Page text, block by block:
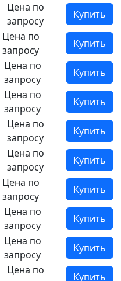
Цена по
запросу
Купить
Цена по
запросу
Купить
Цена по
запросу
Купить
Цена по
запросу
Купить
Цена по
запросу
Купить
Цена по
запросу
Купить
Цена по
запросу
Купить
Цена по
запросу
Купить
Цена по
запросу
Купить
Цена по
Купить